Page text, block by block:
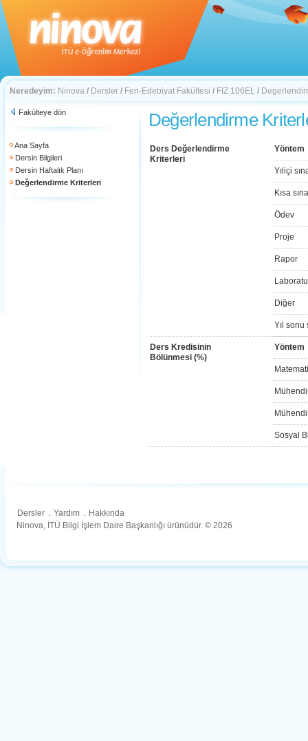
Neredeyim: Ninova / Dersler / Fen-Edebiyat Fakültesi / FIZ 106EL /
Fakülteye dön
Ana Sayfa
Dersin Bilgileri
Dersin Haftalık Planı
Değerlendirme Kriterleri
Değerlendirme
Ders Değerlendirme
Kriterleri
Yöntem
Yıliçi
Kısa
Ödev
Proje
Rapor
Diğer
Yıl sonu
Ders Kredisinin
Bölünmesi (%)
Yöntem
Sosyal
Dersler . Yardım . Hakkında
Ninova, İTÜ Bilgi İşlem Daire Başkanlığı ürünüdür. © 2026